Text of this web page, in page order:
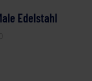
Edelstahl